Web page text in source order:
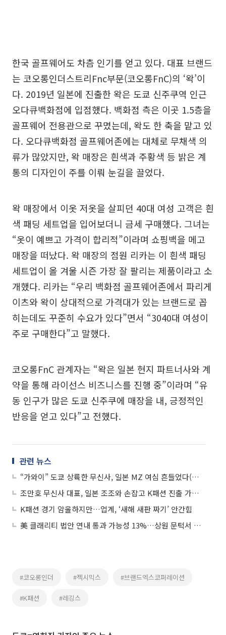
한국 골프웨어도 차츰 인기를 얻고 있다. 대표 브랜드
는 코오롱인더스트리Fnc부문(코오롱FnC)의 ‘왁’이
다. 2019년 일본에 진출한 왁은 도쿄 신주쿠역 인근
오다큐백화점에 입점했다. 백화점 측은 이곳 1.5층을
골프웨어 전용관으로 꾸몄는데, 왁도 한 축을 맡고 있
다. 오다큐백화점 골프웨어존에는 대체로 무채색 의
류가 많았지만, 왁 매장은 흰색과 주황색 등 밝은 계
통의 디자인이 주를 이뤄 눈길을 끌었다.
왁 매장에서 이옷 저옷을 살피던 40대 여성 고객은 흰
색 패딩 세트업을 입어보더니 금세 구매했다. 그녀는
“옷이 예쁘고 가격이 합리적”이라며 쇼핑백을 메고
매장을 떠났다. 왁 매장의 점원 리카는 이 흰색 패딩
세트업이 올 겨울 시즌 가장 잘 팔리는 제품이라고 소
개했다. 리카는 “우리 백화점 골프웨어존에서 파리게
이츠와 왁이 상대적으로 가격대가 있는 브랜드로 꼽
히는데도 꾸준히 수요가 있다”면서 “3040대 여성이
주로 구매한다”고 말했다.
코오롱FnC 관계자는 “왁은 일본 현지 파트너사와 계
약을 통해 라이선스 비즈니스를 진행 중”이라며 “유
동 인구가 많은 도쿄 신주쿠에 매장을 내, 긍정적인
반응을 얻고 있다”고 전했다.
관련 뉴스
“가와이” 도쿄 상륙한 무신사, 일본 MZ 여심 흔들었다(르포)
조만호 무신사 대표, 일본 조조와 손잡고 K패션 진출 가속 페달
K패션 경기 암울하지만…업계, ‘새해 새판 짜기’ 안간힘
美 클래리티 법안 연내 통과 가능성 13%…상원 문턱서 제동
#코오롱인더 #젝시믹스 #브랜드엑스코퍼레이션
#K패션 #레깅스